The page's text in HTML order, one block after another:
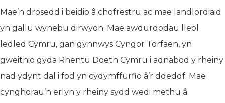
Mae’n drosedd i beidio â chofrestru ac mae landlordiaid
yn gallu wynebu dirwyon. Mae awdurdodau lleol
ledled Cymru, gan gynnwys Cyngor Torfaen, yn
gweithio gyda Rhentu Doeth Cymru i adnabod y rheiny
nad ydynt dal i fod yn cydymffurfio â’r ddeddf. Mae
cynghorau’n erlyn y rheiny sydd wedi methu â